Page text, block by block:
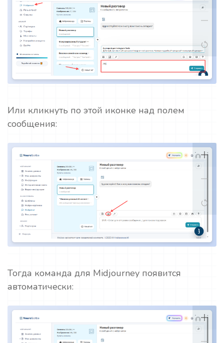
Или кликнуть по этой иконке над полем
сообщения:
Тогда команда для Midjourney появится
автоматически: